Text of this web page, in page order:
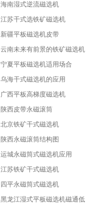
海南湿式逆流磁选机
江苏干式选铁矿磁选机
新疆平板磁选机皮带
云南未来有前景的铁矿磁选机
宁夏平板磁选机适用场合
乌海干式磁选机的应用
广西平板高梯度磁选机
陕西皮带永磁滚筒
北京铁矿干式磁选机
陕西永磁滚筒结构图
运城永磁筒式磁选机应用
江苏铁矿干式磁选机
四平永磁筒式磁选机
黑龙江湿式平板磁选机磁通低